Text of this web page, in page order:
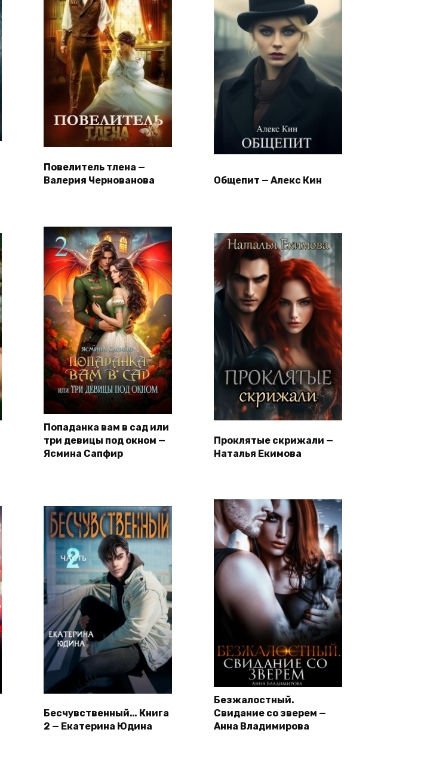
Повелитель тлена —
Валерия Чернованова
Общепит — Алекс Кин
Попаданка вам в сад или
три девицы под окном —
Ясмина Сапфир
Проклятые скрижали —
Наталья Екимова
Бесчувственный… Книга
2 — Екатерина Юдина
Безжалостный.
Свидание со зверем —
Анна Владимирова